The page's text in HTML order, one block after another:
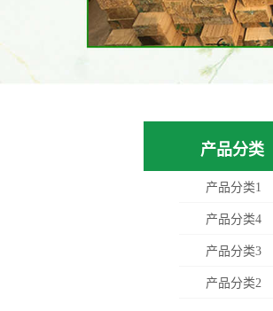
产品分类
产品分类1
产品分类4
产品分类3
产品分类2